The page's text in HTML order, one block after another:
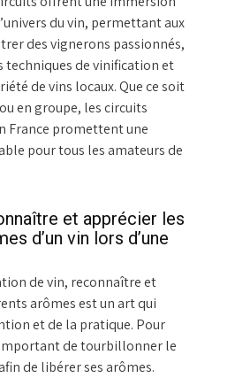
du vin, permettant aux
des vignerons passionnés,
techniques de vinification et
de vins locaux. Que ce soit
en groupe, les circuits
France promettent une
pour tous les amateurs de
et apprécier les
d’un vin lors d’une
de vin, reconnaître et
arômes est un art qui
et de la pratique. Pour
de tourbillonner le
de libérer ses arômes.